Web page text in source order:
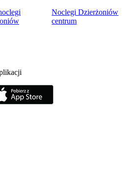
Noclegi Dzierżoniów
centrum